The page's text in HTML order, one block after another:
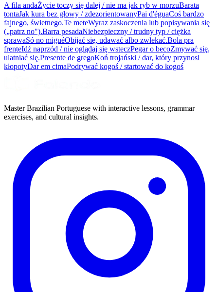
A fila andaŻycie toczy się dalej / nie ma jak ryb w morzuBarata
tontaJak kura bez głowy / zdezorientowanyPai d'éguaCoś bardzo
fajnego, świetnego.Te meteWyraz zaskoczenia lub popisywania się
(„patrz no").Barra pesadaNiebezpieczny / trudny typ / ciężka
sprawaSó no miguéObijać się, udawać albo zwlekać.Bola pra
frenteIdź naprzód / nie oglądaj się wsteczPegar o becoZmywać się,
ulatniać się.Presente de gregoKoń trojański / dar, który przynosi
kłopotyDar em cimaPodrywać kogoś / startować do kogoś
Master Brazilian Portuguese with interactive lessons, grammar
exercises, and cultural insights.